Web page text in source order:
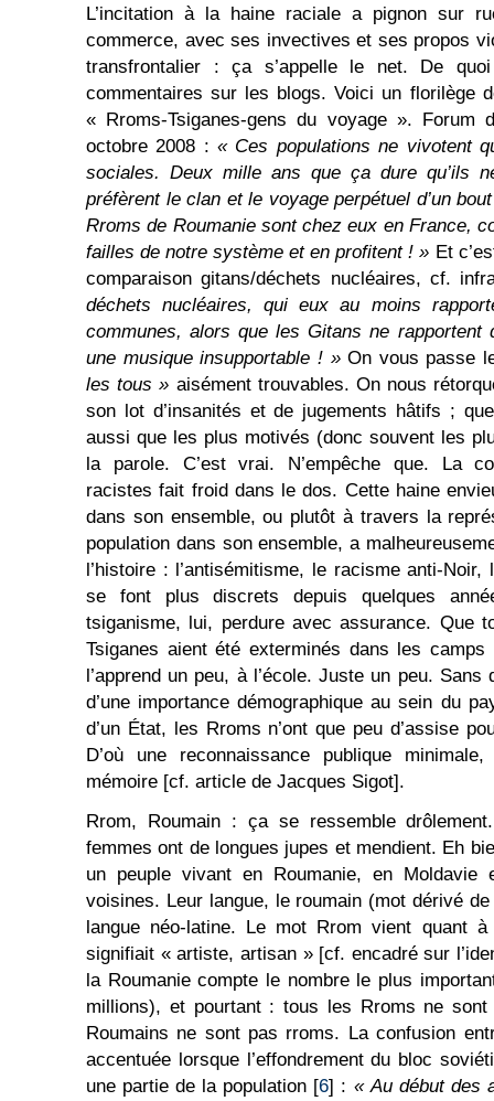
L’incitation à la haine raciale a pignon sur
commerce, avec ses invectives et ses propos
transfrontalier : ça s’appelle le net. De quoi
commentaires sur les blogs. Voici un florilège
« Rroms-Tsiganes-gens du voyage ». Forum
octobre 2008 :« Ces populations ne vivotent
sociales. Deux mille ans que ça dure qu’ils
préfèrent le clan et le voyage perpétuel d’un
Rroms de Roumanie sont chez eux en France,
failles de notre système et en profitent ! » Et
comparaison gitans/déchets nucléaires, cf.
déchets nucléaires, qui eux au moins
communes, alors que les Gitans ne rapportent
une musique insupportable ! »On vous passe
les tous » aisément trouvables. On nous
son lot d’insanités et de jugements hâtifs ;
aussi que les plus motivés (donc souvent les
la parole. C’est vrai. N’empêche que. La
racistes fait froid dans le dos. Cette haine
dans son ensemble, ou plutôt à travers la
population dans son ensemble, a
l’histoire : l’antisémitisme, le racisme anti-
se font plus discrets depuis quelques
tsiganisme, lui, perdure avec assurance. Que
Tsiganes aient été exterminés dans les
l’apprend un peu, à l’école. Juste un peu.
d’une importance démographique au sein du
d’un État, les Rroms n’ont que peu d’assise
D’où une reconnaissance publique
mémoire [cf. article de Jacques Sigot].
Rrom, Roumain : ça se ressemble
femmes ont de longues jupes et mendient. Eh
un peuple vivant en Roumanie, en Moldavie
voisines. Leur langue, le roumain (mot dérivé
langue néo-latine. Le mot Rrom vient quant
signifiait « artiste, artisan » [cf. encadré sur
la Roumanie compte le nombre le plus
millions), et pourtant : tous les Rroms ne
Roumains ne sont pas rroms. La confusion
accentuée lorsque l’effondrement du bloc
une partie de la population [6] : « Au début des